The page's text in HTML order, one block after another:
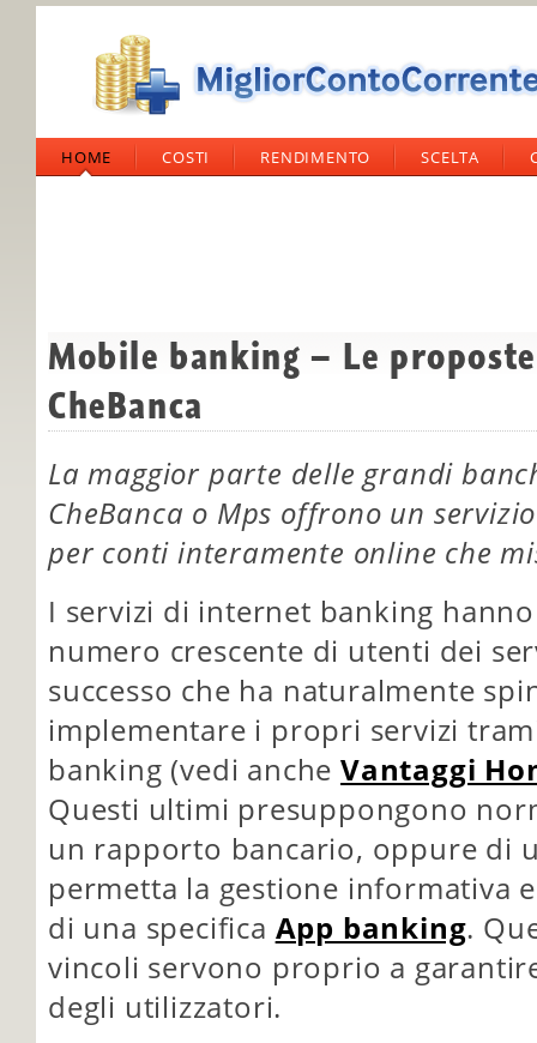
HOME COSTI RENDIMENTO SCELTA
Mobile banking – Le
CheBanca
La maggior parte delle grandi
CheBanca o Mps offrono un
per conti interamente online che
I servizi di internet banking
numero crescente di utenti dei
successo che ha naturalmente
implementare i propri servizi
banking (vedi ancheVantaggi
Questi ultimi presuppongono
un rapporto bancario, oppure di
permetta la gestione informativa
di una specifica App banking.
vincoli servono proprio a
degli utilizzatori.